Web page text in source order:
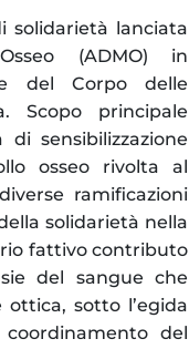
solidarietà lanciata
(ADMO) in
del Corpo delle
Scopo principale
sensibilizzazione
osseo rivolta al
ramificazioni
solidarietà nella
fattivo contributo
del sangue che
ottica, sotto l’egida
del